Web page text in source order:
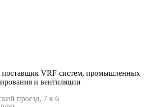
поставщик VRF-cистем, промышленных
и вентиляции
проезд, 7 к 6